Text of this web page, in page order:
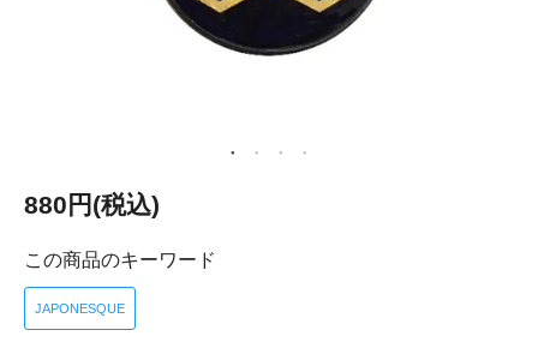
880円(税込)
この商品のキーワード
JAPONESQUE